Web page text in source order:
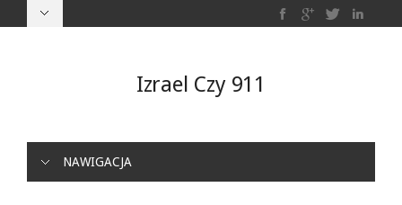
Izrael Czy 911
NAWIGACJA